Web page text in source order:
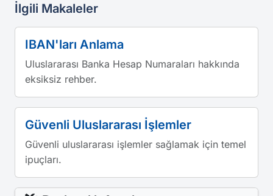
İlgili Makaleler
IBAN'ları Anlama
Uluslararası Banka Hesap Numaraları hakkında
eksiksiz rehber.
Güvenli Uluslararası İşlemler
Güvenli uluslararası işlemler sağlamak için temel
ipuçları.